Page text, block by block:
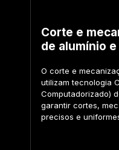
Corte e
de alumínio
O corte e
utilizam tecnologia
Computadorizado)
garantir cortes,
precisos e